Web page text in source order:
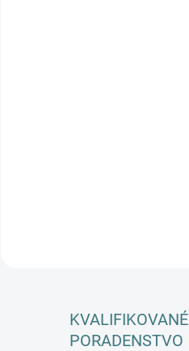
KVALIFIKOVANÉ
PORADENSTVO